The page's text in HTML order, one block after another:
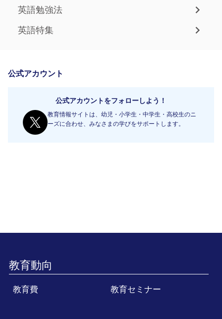
英語勉強法
英語特集
公式アカウント
公式アカウントをフォローしよう！
教育情報サイトは、幼児・小学生・中学生・高校生のニ
ーズに合わせ、みなさまの学びをサポートします。
教育動向
教育費 教育セミナー